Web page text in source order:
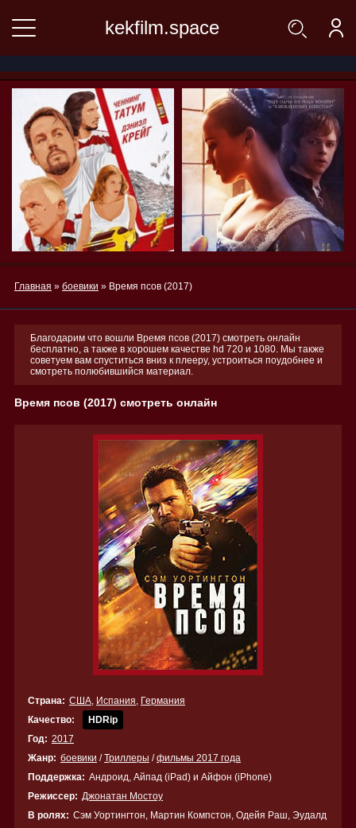
kekfilm.space
Главная » боевики » Время псов (2017)
Благодарим что вошли Время псов (2017) смотреть онлайн
бесплатно, а также в хорошем качестве hd 720 и 1080. Мы также
советуем вам спуститься вниз к плееру, устроиться поудобнее и
смотреть полюбившийся материал.
Время псов (2017) смотреть онлайн
Страна: США, Испания, Германия
Качество:
HDRip
Год: 2017
Жанр: боевики /Триллеры /фильмы 2017 года
Поддержка: Андроид, Айпад (iPad) и Айфон (iPhone)
Режиссер: Джонатан Мостоу
В ролях: Сэм Уортингтон, Мартин Компстон, Одейя Раш, Эудалд